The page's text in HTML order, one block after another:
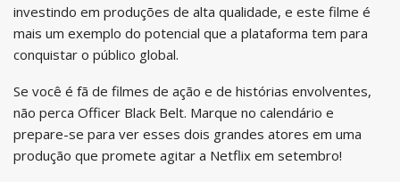
investindo em produções de alta qualidade, e este filme é
mais um exemplo do potencial que a plataforma tem para
conquistar o público global.
Se você é fã de filmes de ação e de histórias envolventes,
não perca Officer Black Belt. Marque no calendário e
prepare-se para ver esses dois grandes atores em uma
produção que promete agitar a Netflix em setembro!